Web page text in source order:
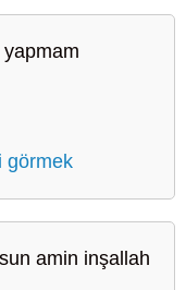
görmek
amin inşallah